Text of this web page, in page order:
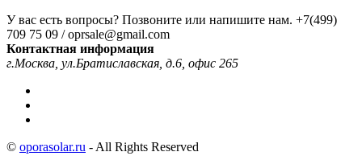
У вас есть вопросы? Позвоните или напишите нам. +7(499)
709 75 09 / oprsale@gmail.com
Контактная информация
г.Москва, ул.Братиславская, д.6, офис 265
© oporasolar.ru - All Rights Reserved